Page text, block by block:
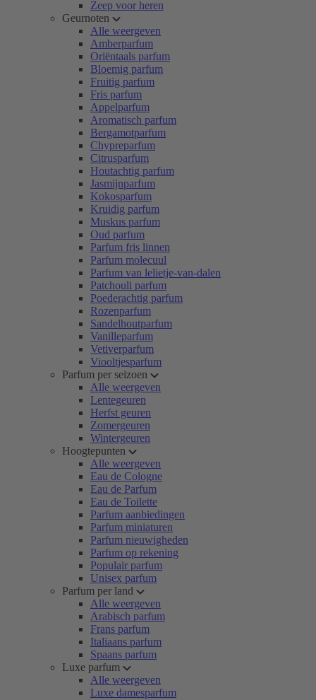
Zeep voor heren
Geurnoten
Alle weergeven
Amberparfum
Oriëntaals parfum
Bloemig parfum
Fruitig parfum
Fris parfum
Appelparfum
Aromatisch parfum
Bergamotparfum
Chypreparfum
Citrusparfum
Houtachtig parfum
Jasmijnparfum
Kokosparfum
Kruidig parfum
Muskus parfum
Oud parfum
Parfum fris linnen
Parfum molecuul
Parfum van lelietje-van-dalen
Patchouli parfum
Poederachtig parfum
Rozenparfum
Sandelhoutparfum
Vanilleparfum
Vetiverparfum
Viooltjesparfum
Parfum per seizoen
Alle weergeven
Lentegeuren
Herfst geuren
Zomergeuren
Wintergeuren
Hoogtepunten
Alle weergeven
Eau de Cologne
Eau de Parfum
Eau de Toilette
Parfum aanbiedingen
Parfum miniaturen
Parfum nieuwigheden
Parfum op rekening
Populair parfum
Unisex parfum
Parfum per land
Alle weergeven
Arabisch parfum
Frans parfum
Italiaans parfum
Spaans parfum
Luxe parfum
Alle weergeven
Luxe damesparfum